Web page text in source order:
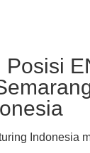
Indonesia